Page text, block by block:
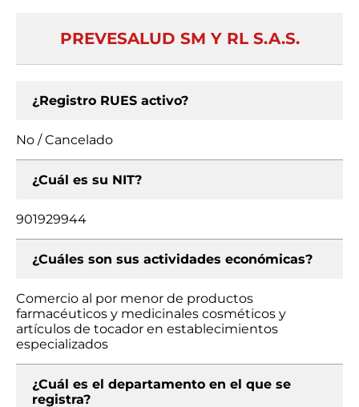
PREVESALUD SM Y RL S.A.S.
¿Registro RUES activo?
No / Cancelado
¿Cuál es su NIT?
901929944
¿Cuáles son sus actividades económicas?
Comercio al por menor de productos
farmacéuticos y medicinales cosméticos y
artículos de tocador en establecimientos
especializados
¿Cuál es el departamento en el que se
registra?